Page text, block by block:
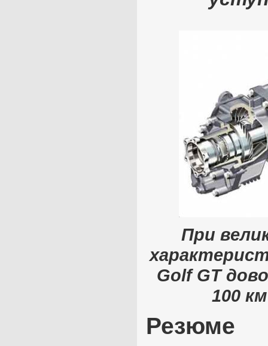
При
Golf GT
100
Резюме